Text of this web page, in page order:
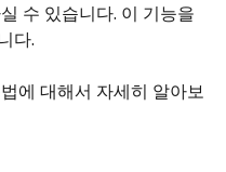
수 있습니다. 이 기능을
다.
에 대해서 자세히 알아보